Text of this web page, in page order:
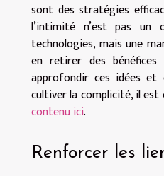
sont des stratégies
l’intimité n’est pas un
technologies, mais une
en retirer des bénéfices
approfondir ces idées et
cultiver la complicité, il est
contenu ici.
Renforcer les